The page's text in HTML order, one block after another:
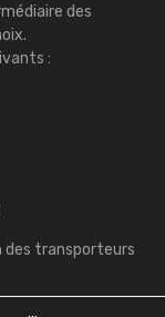
des
:
des transporteurs